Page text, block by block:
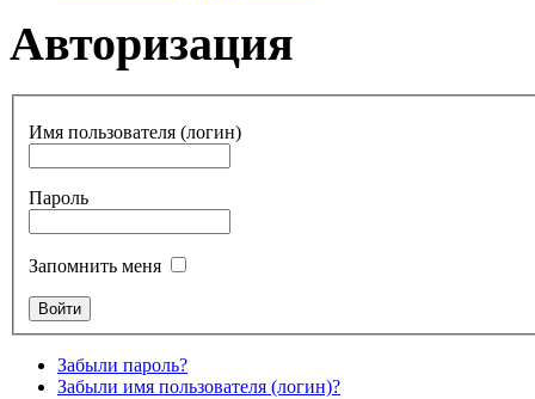
Авторизация
Имя пользователя (логин)
Пароль
Запомнить меня
Забыли пароль?
Забыли имя пользователя (логин)?